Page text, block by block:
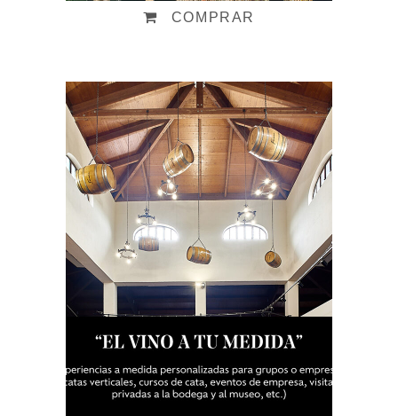
COMPRAR
Visita «El Vino a tu
medida»